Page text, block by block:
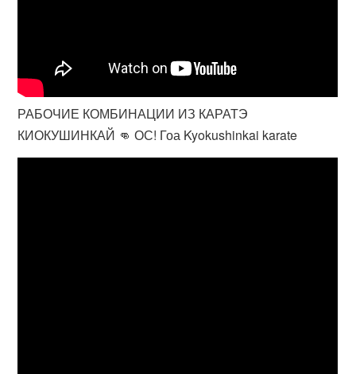
РАБОЧИЕ КОМБИНАЦИИ ИЗ КАРАТЭ
КИОКУШИНКАЙ 👊 ОС! Гоа Kyokushinkai karate